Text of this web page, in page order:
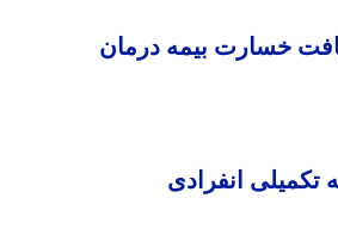
خسارت بیمه درمان
تکمیلی انفرادی